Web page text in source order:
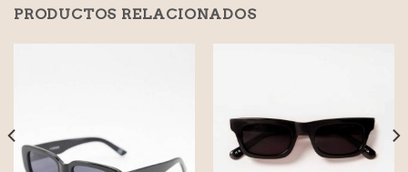
PRODUCTOS RELACIONADOS